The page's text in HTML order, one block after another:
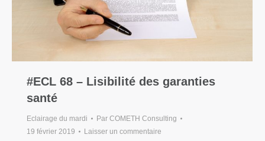
#ECL 68 – Lisibilité des garanties
santé
Eclairage du mardi Par COMETH Consulting
19 février 2019
Laisser un commentaire